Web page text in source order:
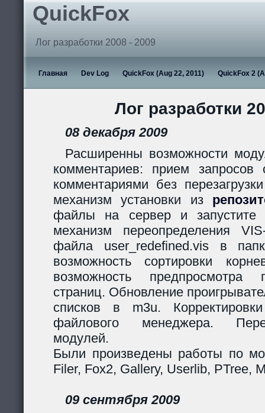
QuickFox
Лог разработки 2008 - 2009
Главная Dev Log QuickFox (Aug 22, 2011) QuickFox 2
Лог разработки
08 декабря 2009
Расширенны возможности
комментариев: прием запросов
комментариями без
механизм установки из
файлы на сервер и запустите
механизм переопределения
файла user_redefined.vis в
возможность сортировки
возможность предпросмотра
страниц. Обновление
списков в m3u.
файлового менеджера.
модулей.
Были произведены работы по
Filer, Fox2, Gallery, Userlib, PTree,
09 сентября 2009